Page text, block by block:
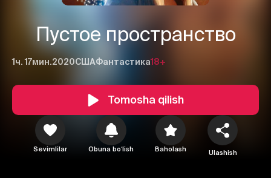
Пустое пространство
1ч. 17мин.2020СШАФантастика18+
Tomosha qilish
Sevimlilar Obuna boʻlish Baholash Ulashish3